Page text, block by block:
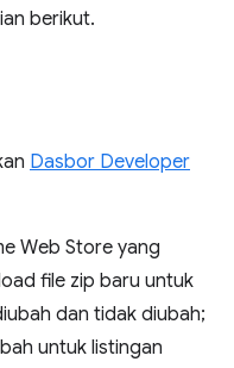
berikut.
Dasbor Developer
Web Store yang
file zip baru untuk
dan tidak diubah;
untuk listingan